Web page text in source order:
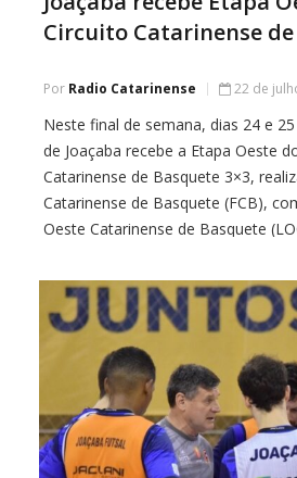
Circuito Catarinense de
Por Radio Catarinense 22 de
Neste final de semana, dias 24 e
de Joaçaba recebe a Etapa Oeste
Catarinense de Basquete 3×3,
Catarinense de Basquete (FCB),
Oeste Catarinense de Basquete
modalidade 3×3, que a partir das